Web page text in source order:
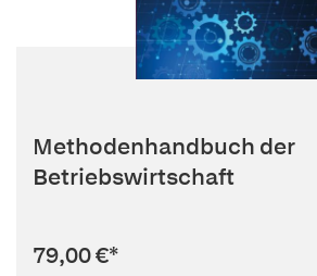
Methodenhandbuch der
Betriebswirtschaft
79,00 €*